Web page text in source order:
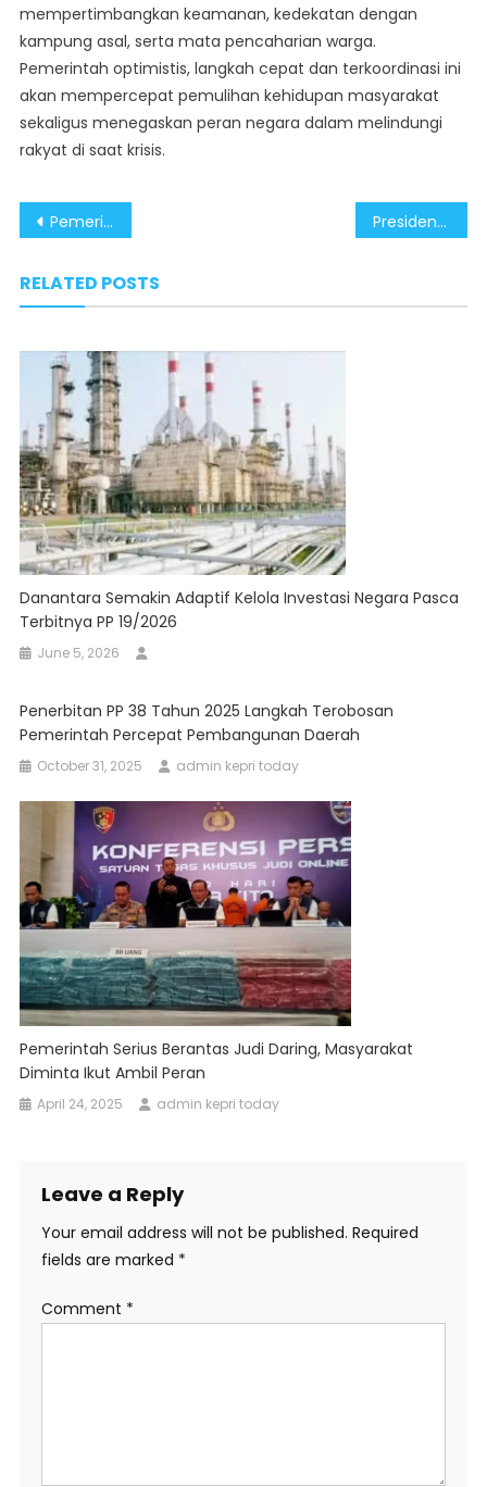
mempertimbangkan keamanan, kedekatan dengan
kampung asal, serta mata pencaharian warga.
Pemerintah optimistis, langkah cepat dan terkoordinasi ini
akan mempercepat pemulihan kehidupan masyarakat
sekaligus menegaskan peran negara dalam melindungi
rakyat di saat krisis.
Post
Pemerintah Percepat Pembangunan Papua untuk Kesejahteraan yang Lebih Merata Presiden Prabowo Pastikan Pemerintah Hadir Cepat dan Terukur dalam Penanganan Warga Terdampak Bencana di Sumatera
RELATED POSTS
Danantara Semakin Adaptif Kelola Investasi Negara Pasca
Terbitnya PP 19/2026
June 5, 2026
Penerbitan PP 38 Tahun 2025 Langkah Terobosan
Pemerintah Percepat Pembangunan Daerah
October 31, 2025 admin kepri today
Pemerintah Serius Berantas Judi Daring, Masyarakat
Diminta Ikut Ambil Peran
April 24, 2025 admin kepri today
Leave a Reply
Your email address will not be published. Required
fields are marked *
Comment *